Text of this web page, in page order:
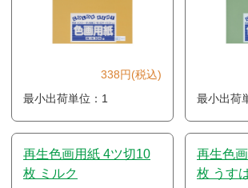
338円(税込)
最小出荷単位：1
最小出荷
再生色画用紙 4ツ切10
枚 ミルク
再生色
枚 うす